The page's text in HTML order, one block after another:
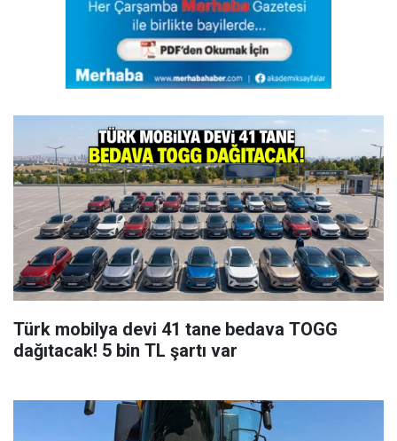
Türk mobilya devi 41 tane bedava TOGG
dağıtacak! 5 bin TL şartı var